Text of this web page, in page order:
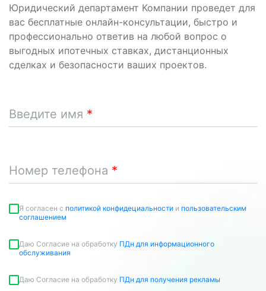
Юридический департамент Компании проведет для
вас бесплатные онлайн-консультации, быстро и
профессионально ответив на любой вопрос о
выгодных ипотечных ставках, дистанционных
сделках и безопасности ваших проектов.
Введите имя
Номер телефона
Я согласен c политикой конфидециальности и пользовательским
соглашением
Даю Согласие на обработку ПДн для информационного
обслуживания
Даю Согласие на обработку ПДн для получения рекламы